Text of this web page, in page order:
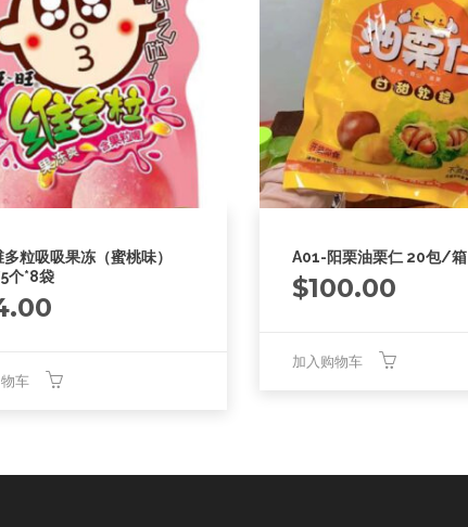
粒吸吸果冻（蜜桃味）
个*8袋
车
A01-阳栗油栗仁 20包/箱
$100.00
加入购物车